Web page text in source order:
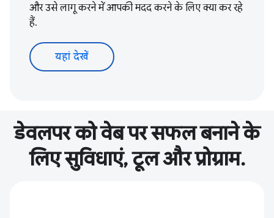
और उसे लागू करने में आपकी मदद करने के लिए क्या कर रहे
हैं.
यहां देखें
डेवलपर को वेब पर सफल बनाने के
लिए सुविधाएं, टूल और प्रोग्राम.